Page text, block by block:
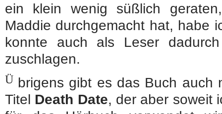
ein klein wenig süßlich
Maddie durchgemacht hat, habe
konnte auch als Leser
zuschlagen.
Ü brigens gibt es das Buch auch
Titel Death Date, der aber soweit